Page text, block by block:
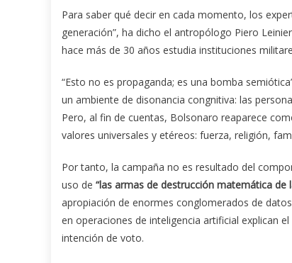
Para saber qué decir en cada momento, los
generación”, ha dicho el antropólogo Piero
hace más de 30 años estudia instituciones
“Esto no es propaganda; es una bomba
un ambiente de disonancia congnitiva: las
Pero, al fin de cuentas, Bolsonaro reaparece
valores universales y etéreos: fuerza, religión,
Por tanto, la campaña no es resultado del
uso de “las armas de destrucción matemática de
apropiación de enormes conglomerados de
en operaciones de inteligencia artificial explican
intención de voto.